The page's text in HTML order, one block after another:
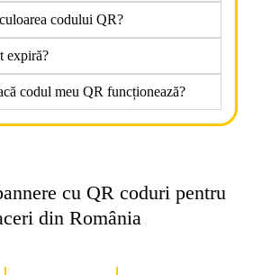
codului QR?
expiră?
codul meu QR funcționează?
cu QR coduri pentru
din România